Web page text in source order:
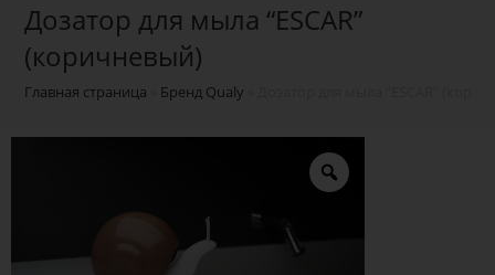
Дозатор для мыла “ESCAR”
(коричневый)
Главная страница Бренд Qualy